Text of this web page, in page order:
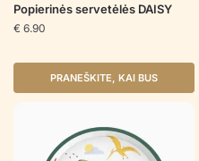
Popierinės servetėlės DAISY
€ 6.90
PRANEŠKITE, KAI BUS